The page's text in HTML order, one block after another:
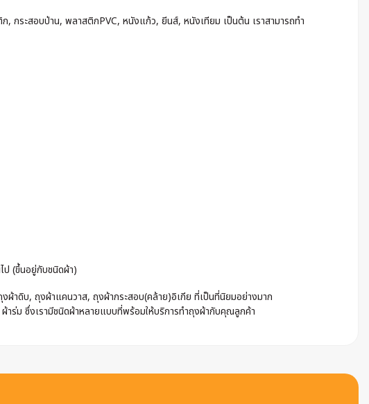
, กระสอบป่าน, พลาสติกPVC, หนังแก้ว, ยีนส์, หนังเทียม เป็นต้น เราสามารถทำ
ป (ขึ้นอยู่กับชนิดผ้า)
ผ้าดิบ, ถุงผ้าแคนวาส, ถุงผ้ากระสอบ(คล้าย)อิเกีย ที่เป็นที่นิยมอย่างมาก
าร่ม ซึ่งเรามีชนิดผ้าหลายแบบที่พร้อมให้บริการทำถุงผ้ากับคุณลูกค้า